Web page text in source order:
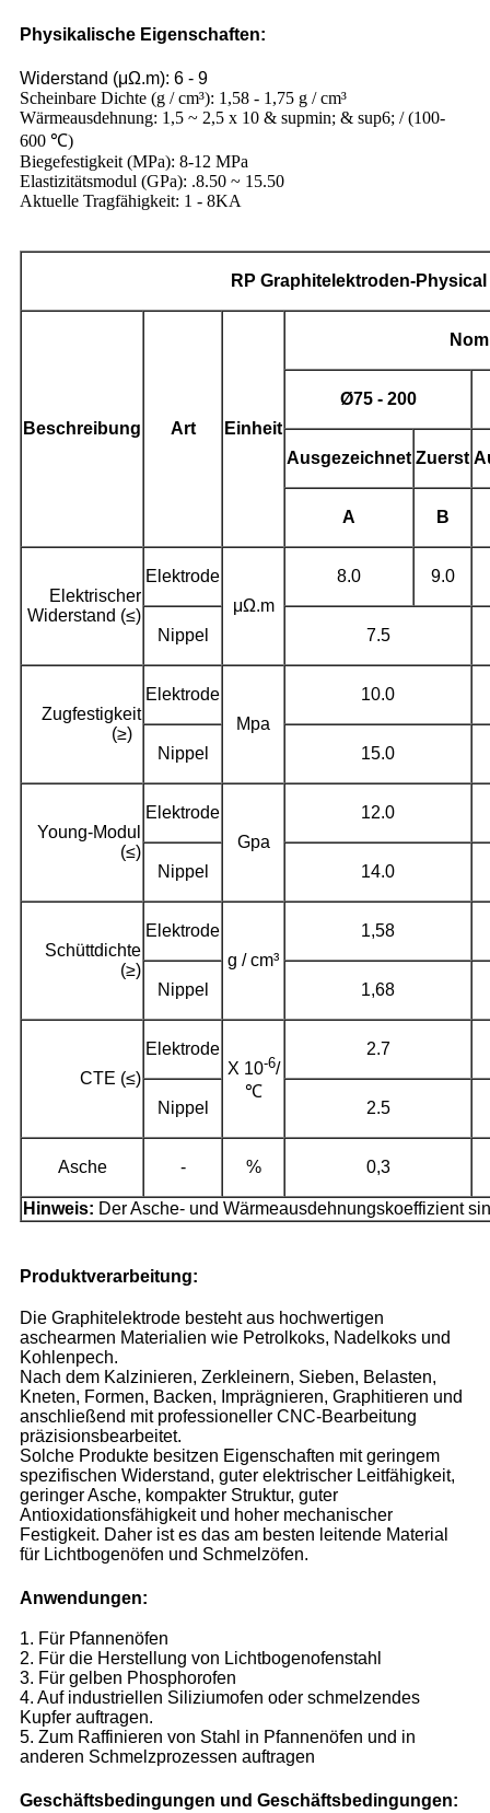
Physikalische Eigenschaften:
Widerstand (μΩ.m): 6 - 9
Scheinbare Dichte (g / cm³): 1,58 - 1,75 g / cm³
Wärmeausdehnung: 1,5 ~ 2,5 x 10 & supmin; & sup6; / (100-
600 ℃)
Biegefestigkeit (MPa): 8-12 MPa
Elastizitätsmodul (GPa): .8.50 ~ 15.50
Aktuelle Tragfähigkeit: 1 - 8KA
RP Graphitelektroden-Physical
Beschreibung Art Einheit
Ø75 - 200
Ausgezeichnet Zuerst
A B
Elektrischer
Widerstand (≤)
Elektrode
μΩ.m
8.0 9.0
Nippel 7.5
Zugfestigkeit
(≥)
Elektrode
Mpa
10.0
Nippel 15.0
Young-Modul
(≤)
Elektrode
Gpa
12.0
Nippel 14.0
Schüttdichte
(≥)
Elektrode
g / cm³
1,58
Nippel 1,68
CTE (≤)
Elektrode
X 10-6/
℃
2.7
Nippel 2.5
Asche - % 0,3
Hinweis: Der Asche- und Wärmeausdehnungskoeffizient
Produktverarbeitung:
Die Graphitelektrode besteht aus hochwertigen
aschearmen Materialien wie Petrolkoks, Nadelkoks und
Kohlenpech.
Nach dem Kalzinieren, Zerkleinern, Sieben, Belasten,
Kneten, Formen, Backen, Imprägnieren, Graphitieren und
anschließend mit professioneller CNC-Bearbeitung
präzisionsbearbeitet.
Solche Produkte besitzen Eigenschaften mit geringem
spezifischen Widerstand, guter elektrischer Leitfähigkeit,
geringer Asche, kompakter Struktur, guter
Antioxidationsfähigkeit und hoher mechanischer
Festigkeit. Daher ist es das am besten leitende Material
für Lichtbogenöfen und Schmelzöfen.
Anwendungen:
1. Für Pfannenöfen
2. Für die Herstellung von Lichtbogenofenstahl
3. Für gelben Phosphorofen
4. Auf industriellen Siliziumofen oder schmelzendes
Kupfer auftragen.
5. Zum Raffinieren von Stahl in Pfannenöfen und in
anderen Schmelzprozessen auftragen
Geschäftsbedingungen und Geschäftsbedingungen: